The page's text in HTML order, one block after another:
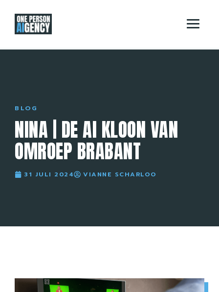
BLOG
NINA | DE AI KLOON VAN
OMROEP BRABANT
31 JULI 2024 VIANNE SCHARLOO